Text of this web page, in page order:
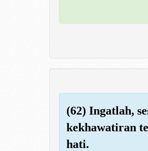
(62) Ingatlah,
kekhawatiran
hati.